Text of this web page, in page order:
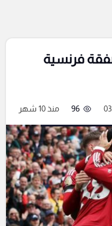
فرنسية
96 منذ 10 شهر